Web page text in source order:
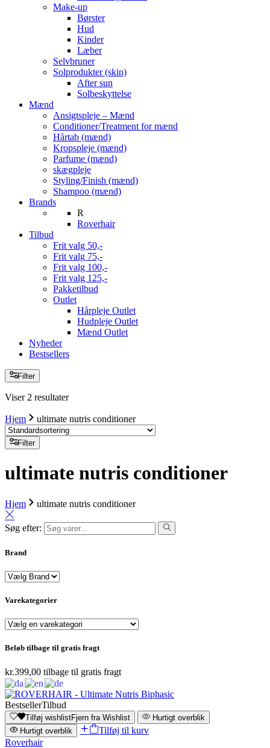
Make-up
Børster
Hud
Kinder
Læber
Selvbruner
Solprodukter (skin)
After sun
Solbeskyttelse
Mænd
Ansigtspleje – Mænd
Conditioner/Treatment for mænd
Hårtab (mænd)
Kropspleje (mænd)
Parfume (mænd)
skægpleje
Styling/Finish (mænd)
Shampoo (mænd)
Brands
R
Roverhair
Tilbud
Frit valg 50,-
Frit valg 75,-
Frit valg 100,-
Frit valg 125,-
Pakketilbud
Outlet
Hårpleje Outlet
Hudpleje Outlet
Mænd Outlet
Nyheder
Bestsellers
Filter
Viser 2 resultater
Hjem ultimate nutris conditioner
Filter
ultimate nutris conditioner
Hjem ultimate nutris conditioner
Søg efter:
Brand
Varekategorier
Beløb tilbage til gratis fragt
kr.399,00 tilbage til gratis fragt
BestsellerTilbud
Tilføj wishlistFjern fra Wishlist
Hurtigt overblik
Hurtigt overblik
Tilføj til kurv
Roverhair